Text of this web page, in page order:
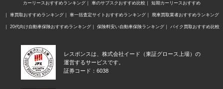
カーリースおすすめランキング 車のサブスクおすすめ比較 短期カーリースおすすめ
車買取おすすめランキング 車一括査定サイトおすすめランキング 廃車買取業者おすすめランキング
20代向け自動車保険おすすめランキング 保険料安い自動車保険ランキング バイク買取おすすめ比較
レスポンスは、株式会社イード（東証グロース上場）の
運営するサービスです。
証券コード：6038